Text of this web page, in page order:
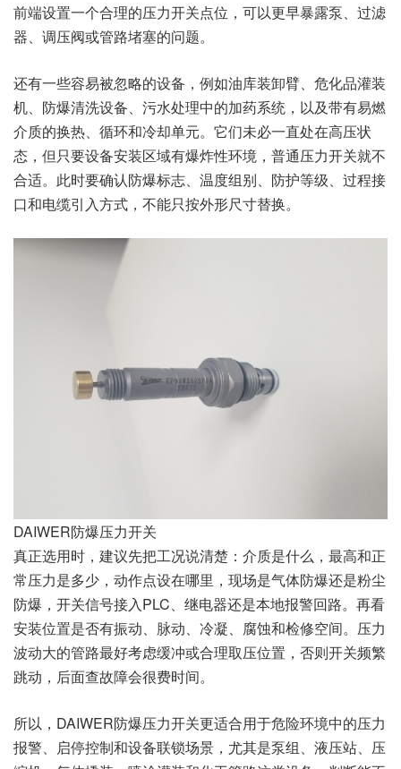
前端设置一个合理的压力开关点位，可以更早暴露泵、过滤
器、调压阀或管路堵塞的问题。
还有一些容易被忽略的设备，例如油库装卸臂、危化品灌装
机、防爆清洗设备、污水处理中的加药系统，以及带有易燃
介质的换热、循环和冷却单元。它们未必一直处在高压状
态，但只要设备安装区域有爆炸性环境，普通压力开关就不
合适。此时要确认防爆标志、温度组别、防护等级、过程接
口和电缆引入方式，不能只按外形尺寸替换。
DAIWER防爆压力开关
真正选用时，建议先把工况说清楚：介质是什么，最高和正
常压力是多少，动作点设在哪里，现场是气体防爆还是粉尘
防爆，开关信号接入PLC、继电器还是本地报警回路。再看
安装位置是否有振动、脉动、冷凝、腐蚀和检修空间。压力
波动大的管路最好考虑缓冲或合理取压位置，否则开关频繁
跳动，后面查故障会很费时间。
所以，DAIWER防爆压力开关更适合用于危险环境中的压力
报警、启停控制和设备联锁场景，尤其是泵组、液压站、压